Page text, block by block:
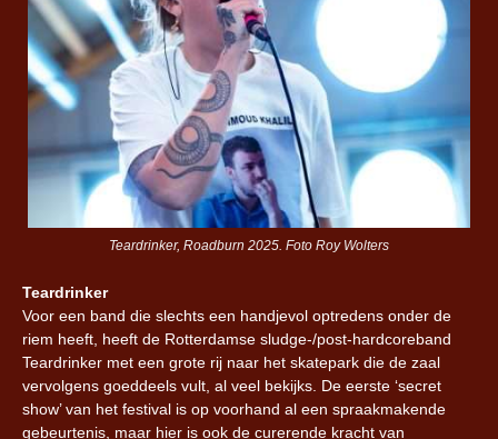
Teardrinker, Roadburn 2025. Foto Roy Wolters
Teardrinker
Voor een band die slechts een handjevol optredens onder de
riem heeft, heeft de Rotterdamse sludge-/post-hardcoreband
Teardrinker met een grote rij naar het skatepark die de zaal
vervolgens goeddeels vult, al veel bekijks. De eerste ‘secret
show’ van het festival is op voorhand al een spraakmakende
gebeurtenis, maar hier is ook de curerende kracht van